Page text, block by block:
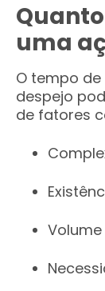
uma
O tempo
despejo
de fatores